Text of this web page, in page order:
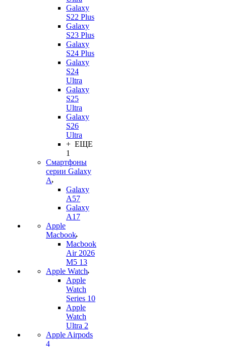
Galaxy
S22 Plus
Galaxy
S23 Plus
Galaxy
S24 Plus
Galaxy
S24
Ultra
Galaxy
S25
Ultra
Galaxy
S26
Ultra
+ ЕЩЕ
1
Смартфоны
серии Galaxy
A
Galaxy
A57
Galaxy
A17
Apple
Macbook
Macbook
Air 2026
M5 13
Apple Watch
Apple
Watch
Series 10
Apple
Watch
Ultra 2
Apple Airpods
4